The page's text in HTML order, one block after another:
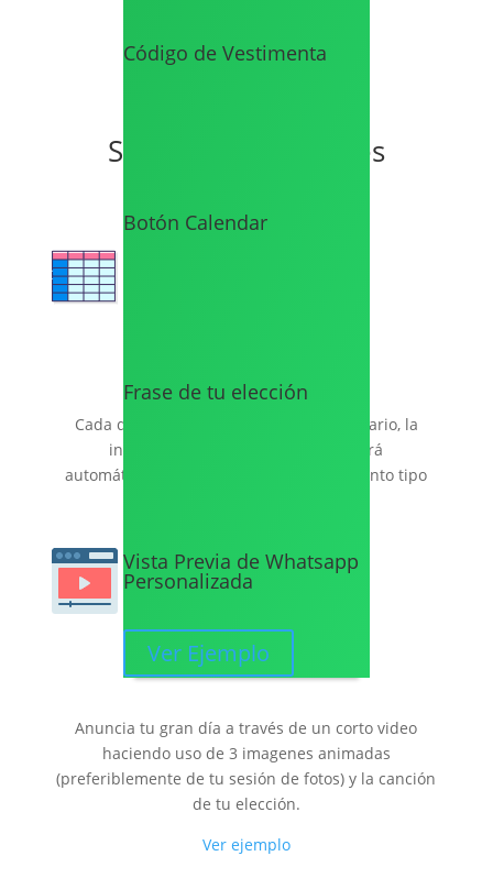
Código de Vestimenta
Botón Calendar
Frase de tu elección
Vista Previa de Whatsapp
Personalizada
Ver Ejemplo
Servicios Adicionales
Cada que tus invitados llenen tu formulario, la
información ingresada se actualizará
automáticamente por filas en un documento tipo
Video Save the Date
Anuncia tu gran día a través de un corto video
haciendo uso de 3 imagenes animadas
(preferiblemente de tu sesión de fotos) y la canción
de tu elección.
Ver ejemplo